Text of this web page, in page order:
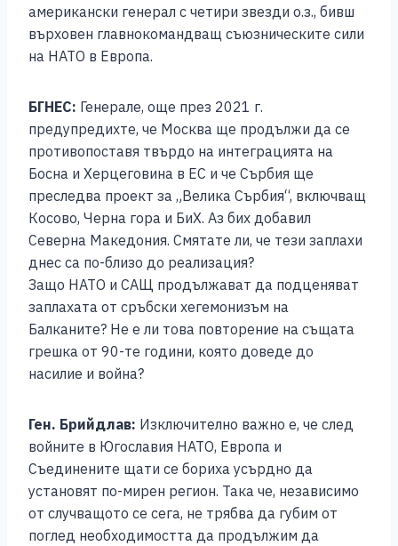
американски генерал с четири звезди о.з., бивш
върховен главнокомандващ съюзническите сили
на НАТО в Европа.
БГНЕС: Генерале, още през 2021 г.
предупредихте, че Москва ще продължи да се
противопоставя твърдо на интеграцията на
Босна и Херцеговина в ЕС и че Сърбия ще
преследва проект за „Велика Сърбия“, включващ
Косово, Черна гора и БиХ. Аз бих добавил
Северна Македония. Смятате ли, че тези заплахи
днес са по-близо до реализация?
Защо НАТО и САЩ продължават да подценяват
заплахата от сръбски хегемонизъм на
Балканите? Не е ли това повторение на същата
грешка от 90-те години, която доведе до
насилие и война?
Ген. Брийдлав: Изключително важно е, че след
войните в Югославия НАТО, Европа и
Съединените щати се бориха усърдно да
установят по-мирен регион. Така че, независимо
от случващото се сега, не трябва да губим от
поглед необходимостта да продължим да